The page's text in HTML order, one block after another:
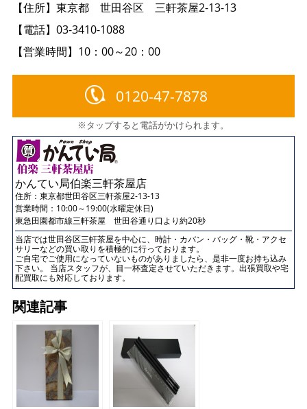
【住所】東京都 世田谷区 三軒茶屋2-13-13
【電話】03-3410-1088
【営業時間】10：00～20：00
0120-47-7878
※タップすると電話がかけられます。
かんてい局伯楽三軒茶屋店
住所： 東京都世田谷区三軒茶屋2-13-13
営業時間：10:00～19:00(水曜定休日)
東急田園都市線三軒茶屋 世田谷通り口より約20秒
当店では世田谷区三軒茶屋を中心に、時計・カバン・バッグ・靴・アクセ
サリーなどの買い取りを積極的に行っております。
ご自宅でご使用になっていないものがありましたら、是非一度お持ち込み
下さい。 当店スタッフが、目一杯査定させていただきます。出張買取や宅
配買取にも対応しております。
関連記事